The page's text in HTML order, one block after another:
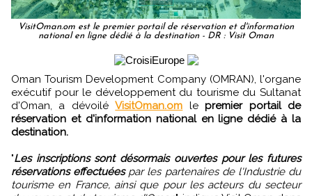
VisitOman.om est le premier portail de réservation et d'information
national en ligne dédié à la destination - DR : Visit Oman
Oman Tourism Development Company (OMRAN), l'organe
exécutif pour le développement du tourisme du Sultanat
d'Oman, a dévoiléVisitOman.om lepremier portail de
réservation et d'information national en ligne dédié à la
destination.
"Les inscriptions sont désormais ouvertes pour les futures
réservations effectuéespar les partenaires de l'Industrie du
tourisme en France, ainsi que pour les acteurs du secteur